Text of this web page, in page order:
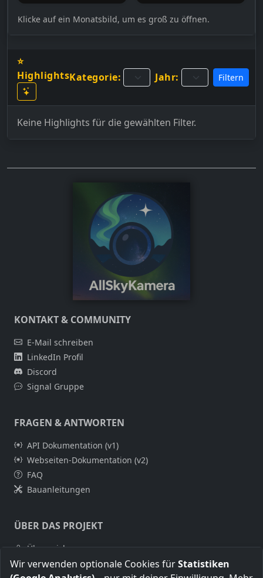
Wir verwenden optionale Cookies fürStatistiken
Klicke auf ein Monatsbild, um es groß zu öffnen.
⭐
HighlightsKategorie: Jahr: Filtern
Keine Highlights für die gewählten Filter.
KONTAKT & COMMUNITY
E-Mail schreiben
LinkedIn Profil
Discord
Signal Gruppe
FRAGEN & ANTWORTEN
API Dokumentation (v1)
Webseiten-Dokumentation (v2)
FAQ
Bauanleitungen
ÜBER DAS PROJEKT
Über mich
Impressum